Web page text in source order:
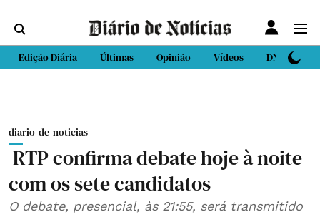
Edição Diária Últimas Opinião Vídeos DN Sport
diario-de-noticias
RTP confirma debate hoje à noite
com os sete candidatos
O debate, presencial, às 21:55, será transmitido